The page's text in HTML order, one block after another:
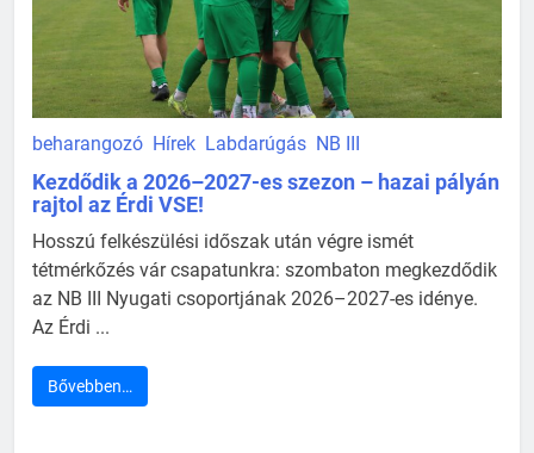
beharangozó Hírek Labdarúgás NB III
Kezdődik a 2026–2027-es szezon – hazai pályán
rajtol az Érdi VSE!
Hosszú felkészülési időszak után végre ismét
tétmérkőzés vár csapatunkra: szombaton megkezdődik
az NB III Nyugati csoportjának 2026–2027-es idénye.
Az Érdi ...
Bővebben…